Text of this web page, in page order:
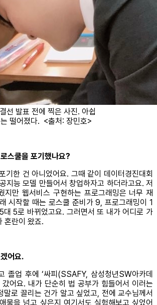
선 발표 전에 찍은 사진. 아쉽
떨어졌다. <출처: 장민호>
스쿨을 포기했나요?
기한 건 아니었어요. 그때 같이 데이터경진대회
지능 모델 만들어서 창업하자고 하더라고요. 저
지만 웹서비스 구현하는 프로그래밍은 너무 재
시작할 때는 로스쿨 준비가 9, 프로그래밍이 1
대 5로 바뀌었고요. 그러면서 또 내가 어디로 가
혼란이 왔죠.
어요.
졸업 후에 ‘싸피(SSAFY, 삼성청년SW아카데
갔어요. 내가 단순히 법 공부가 힘들어서 이러는
말로 끌리는 건가 알고 싶었고, 전에 교수님께서
물을 넘고 싶은지 여기서도 실험해보고 싶었어